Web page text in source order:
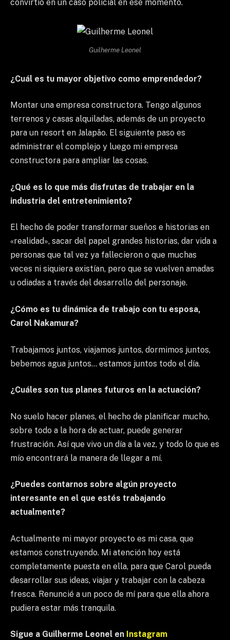
convirtió en un caso policial en ese momento.
Guilherme Leonel
¿Cuál es tu mayor objetivo como emprendedor?
Montar una empresa constructora. Tengo algunos
terrenos y casas alquiladas, además de un proyecto
para un resort en Jalapão. El siguiente paso es
administrar el complejo y luego mi empresa
constructora para ampliar las cosas.
¿Qué es lo que más disfrutas de trabajar en la
industria del entretenimiento?
El hecho de poder transformar sueños e historias en
«realidad», sacar del papel grandes historias, dar vida a
personas que tal vez ya fallecieron o que muchas
veces ni siquiera existían, pero que se vuelven amadas
u odiadas a través del desarrollo del personaje.
¿Cómo es tu dinámica de trabajo con tu esposa,
Carol Nakamura?
Trabajamos juntos, viajamos juntos, dormimos juntos,
bebemos agua juntos… estamos juntos todo el día.
¿Cuáles son tus planes futuros en la actuación?
No suelo hacer planes, el hecho de planificar mucho,
sobre todo a la hora de actuar, puede generar
frustración. Así que vivo un día a la vez, y todo lo que es
mío encontrará la manera de llegar a mí.
¿Puedes contarnos sobre algún proyecto
interesante en el que estés trabajando
actualmente?
Actualmente mi mayor proyecto es mi casa, que
estamos construyendo. Mi atención hoy está
completamente puesta en ella, para que Carol pueda
desarrollar sus ideas, viajar y trabajar con la cabeza
fresca. Renuncié a un poco de mí para que ella ahora
pudiera estar más tranquila.
Sigue a Guilherme Leonel en Instagram